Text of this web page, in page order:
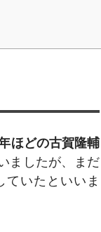
ほどの古賀隆輔
ましたが、まだ
ていたといいま